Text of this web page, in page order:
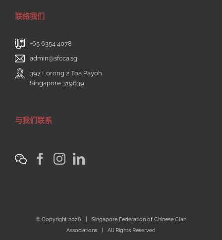
联络我们
+65 6354 4078
admin@sfcca.sg
397 Lorong 2 Toa Payoh
Singapore 319639
与我们联系
© Copyright 2026 | Singapore Federation of Chinese Clan
Associations | All Rights Reserved